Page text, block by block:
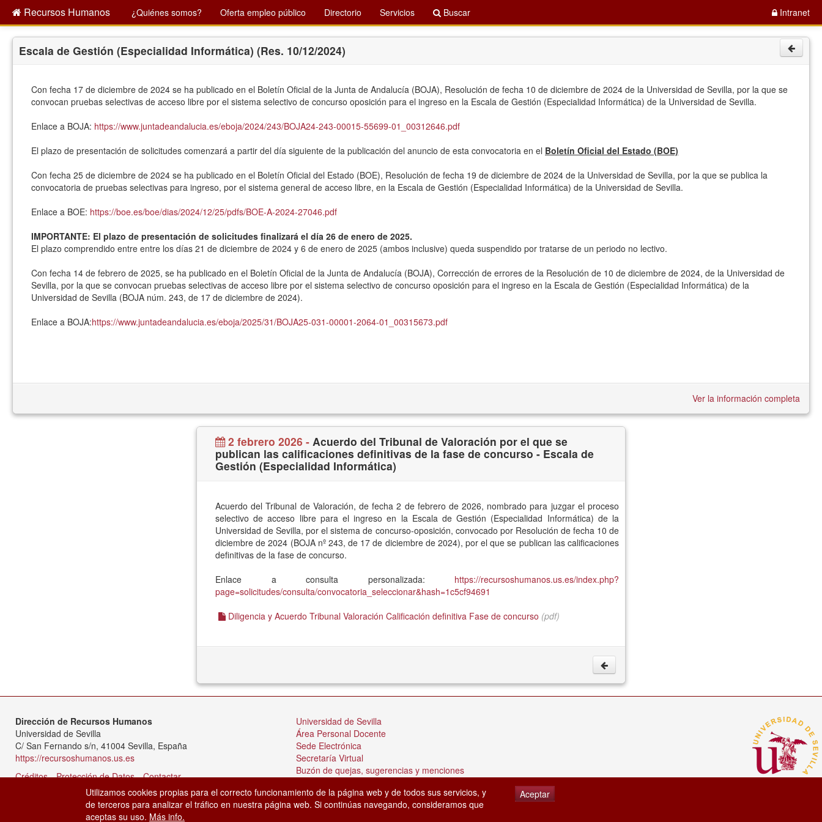
Recursos Humanos Intranet
¿Quiénes somos? Oferta empleo público Directorio Servicios Buscar
Escala de Gestión (Especialidad Informática) (Res. 10/12/2024)
Con fecha 17 de diciembre de 2024 se ha publicado en el Boletín Oficial de la Junta de Andalucía (BOJA), Resolución de fecha 10 de diciembre de 2024 de la Universidad de Sevilla, por la que se
convocan pruebas selectivas de acceso libre por el sistema selectivo de concurso oposición para el ingreso en la Escala de Gestión (Especialidad Informática) de la Universidad de Sevilla.
Enlace a BOJA: https://www.juntadeandalucia.es/eboja/2024/243/BOJA24-243-00015-55699-01_00312646.pdf
El plazo de presentación de solicitudes comenzará a partir del día siguiente de la publicación del anuncio de esta convocatoria en el Boletín Oficial del Estado (BOE)
Con fecha 25 de diciembre de 2024 se ha publicado en el Boletín Oficial del Estado (BOE), Resolución de fecha 19 de diciembre de 2024 de la Universidad de Sevilla, por la que se publica la
convocatoria de pruebas selectivas para ingreso, por el sistema general de acceso libre, en la Escala de Gestión (Especialidad Informática) de la Universidad de Sevilla.
Enlace a BOE: https://boe.es/boe/dias/2024/12/25/pdfs/BOE-A-2024-27046.pdf
IMPORTANTE: El plazo de presentación de solicitudes finalizará el día 26 de enero de 2025.
El plazo comprendido entre entre los días 21 de diciembre de 2024 y 6 de enero de 2025 (ambos inclusive) queda suspendido por tratarse de un periodo no lectivo.
Con fecha 14 de febrero de 2025, se ha publicado en el Boletín Oficial de la Junta de Andalucía (BOJA), Corrección de errores de la Resolución de 10 de diciembre de 2024, de la Universidad de
Sevilla, por la que se convocan pruebas selectivas de acceso libre por el sistema selectivo de concurso oposición para el ingreso en la Escala de Gestión (Especialidad Informática) de la
Universidad de Sevilla (BOJA núm. 243, de 17 de diciembre de 2024).
Enlace a BOJA:https://www.juntadeandalucia.es/eboja/2025/31/BOJA25-031-00001-2064-01_00315673.pdf
Ver la información completa
2 febrero 2026 - Acuerdo del Tribunal de Valoración por el que se
publican las calificaciones definitivas de la fase de concurso - Escala de
Gestión (Especialidad Informática)
Acuerdo del Tribunal de Valoración, de fecha 2 de febrero de 2026, nombrado para juzgar el proceso
selectivo de acceso libre para el ingreso en la Escala de Gestión (Especialidad Informática) de la
Universidad de Sevilla, por el sistema de concurso-oposición, convocado por Resolución de fecha 10 de
diciembre de 2024 (BOJA nº 243, de 17 de diciembre de 2024), por el que se publican las calificaciones
definitivas de la fase de concurso.
Enlace a consulta personalizada: https://recursoshumanos.us.es/index.php?
page=solicitudes/consulta/convocatoria_seleccionar&hash=1c5cf94691
Diligencia y Acuerdo Tribunal Valoración Calificación definitiva Fase de concurso (pdf)
Dirección de Recursos Humanos
Universidad de Sevilla
C/ San Fernando s/n, 41004 Sevilla, España
https://recursoshumanos.us.es
Créditos
Protección de Datos Contactar
Universidad de Sevilla
Área Personal Docente
Sede Electrónica
Secretaría Virtual
Buzón de quejas, sugerencias y menciones
Utilizamos cookies propias para el correcto funcionamiento de la página web y de todos sus servicios, y
de terceros para analizar el tráfico en nuestra página web. Si continúas navegando, consideramos que
aceptas su uso. Más info.
Aceptar